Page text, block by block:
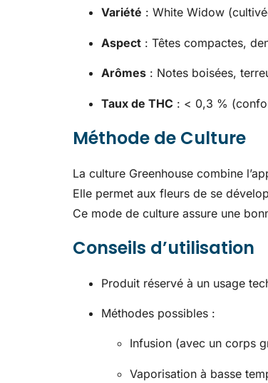
Variété : White Widow
Aspect : Têtes compactes,
Arômes : Notes boisées,
Taux de THC : < 0,3 %
Méthode de Culture
La culture Greenhouse combine
Elle permet aux fleurs de se
Ce mode de culture assure une
Conseils d’utilisation
Produit réservé à un usage
Méthodes possibles :
Infusion (avec un corps
Vaporisation à basse